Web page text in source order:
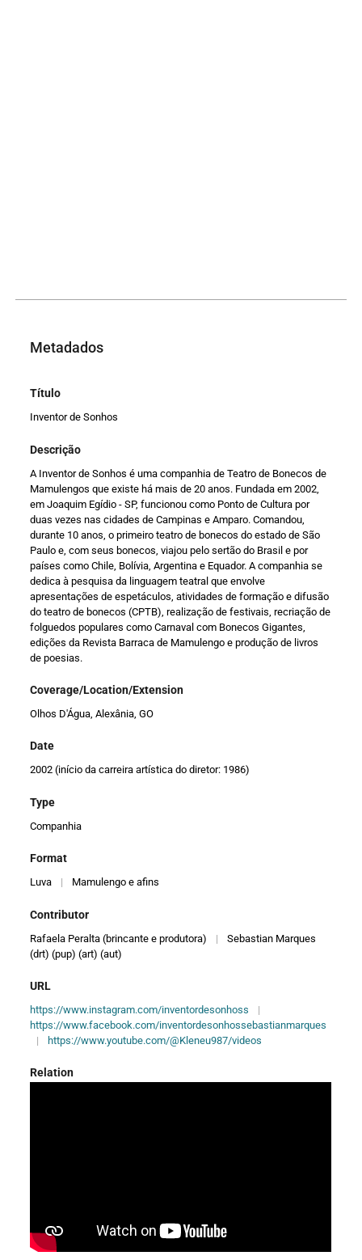
Metadados
Título
Inventor de Sonhos
Descrição
A Inventor de Sonhos é uma companhia de Teatro de Bonecos de
Mamulengos que existe há mais de 20 anos. Fundada em 2002,
em Joaquim Egídio - SP, funcionou como Ponto de Cultura por
duas vezes nas cidades de Campinas e Amparo. Comandou,
durante 10 anos, o primeiro teatro de bonecos do estado de São
Paulo e, com seus bonecos, viajou pelo sertão do Brasil e por
países como Chile, Bolívia, Argentina e Equador. A companhia se
dedica à pesquisa da linguagem teatral que envolve
apresentações de espetáculos, atividades de formação e difusão
do teatro de bonecos (CPTB), realização de festivais, recriação de
folguedos populares como Carnaval com Bonecos Gigantes,
edições da Revista Barraca de Mamulengo e produção de livros
de poesias.
Coverage/Location/Extension
Olhos D'Água, Alexânia, GO
Date
2002 (início da carreira artística do diretor: 1986)
Type
Companhia
Format
Luva | Mamulengo e afins
Contributor
Rafaela Peralta (brincante e produtora) |
Sebastian Marques
(drt) (pup) (art) (aut)
URL
https://www.instagram.com/inventordesonhoss
|
https://www.facebook.com/inventordesonhossebastianmarques
|
https://www.youtube.com/@Kleneu987/videos
Relation